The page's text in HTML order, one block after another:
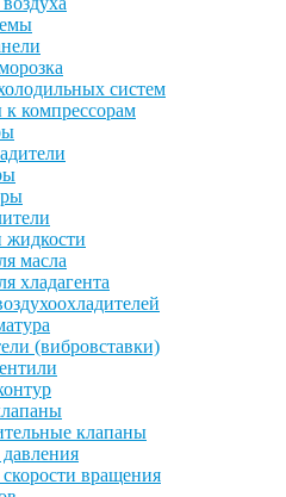
систем
к компрессорам
жидкости
масла
хладагента
(вибровставки)
клапаны
вращения